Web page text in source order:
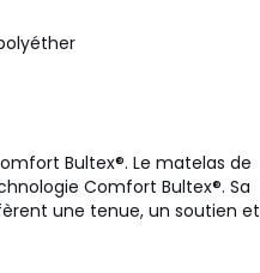
Bultex®. Le matelas de
Comfort Bultex®. Sa
une tenue, un soutien et